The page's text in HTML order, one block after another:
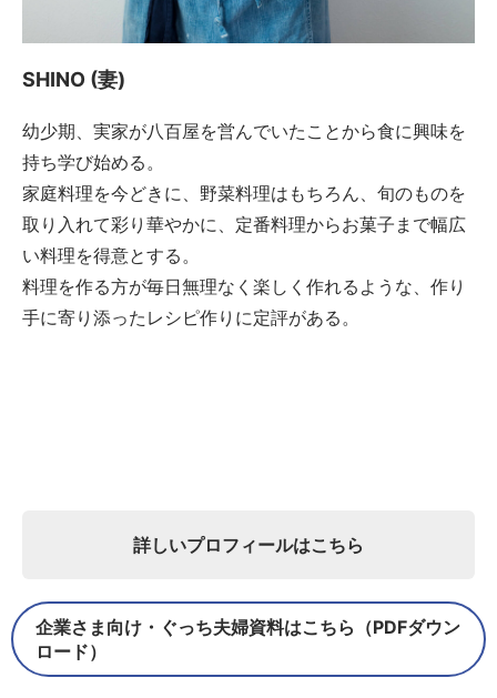
SHINO (妻)
幼少期、実家が八百屋を営んでいたことから食に興味を
持ち学び始める。
家庭料理を今どきに、野菜料理はもちろん、旬のものを
取り入れて彩り華やかに、定番料理からお菓子まで幅広
い料理を得意とする。
料理を作る方が毎日無理なく楽しく作れるような、作り
手に寄り添ったレシピ作りに定評がある。
詳しいプロフィールはこちら
企業さま向け・ぐっち夫婦資料はこちら（PDFダウン
ロード）